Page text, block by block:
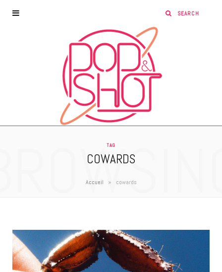
TAG
COWARDS
Accueil » cowards